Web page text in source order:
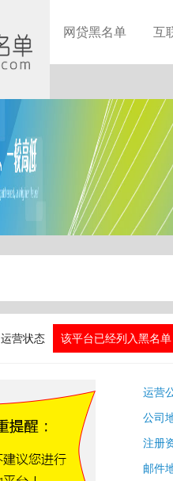
网贷黑名单 互
运营状态 该平台已经列入黑名
运营
公司
注册
邮件